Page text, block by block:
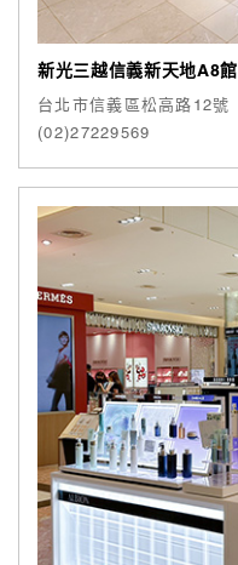
新光三越信義新天地A8館
台北市信義區松高路12號
(02)27229569